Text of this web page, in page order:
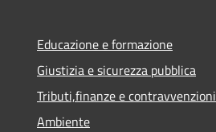
Educazione e formazione
Giustizia e sicurezza pubblica
Tributi,finanze e contravvenzioni
Ambiente